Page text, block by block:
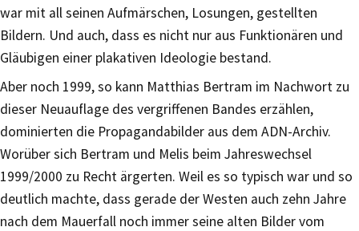
war mit all seinen Aufmärschen, Losungen, gestellten
Bildern. Und auch, dass es nicht nur aus Funktionären und
Gläubigen einer plakativen Ideologie bestand.
Aber noch 1999, so kann Matthias Bertram im Nachwort zu
dieser Neuauflage des vergriffenen Bandes erzählen,
dominierten die Propagandabilder aus dem ADN-Archiv.
Worüber sich Bertram und Melis beim Jahreswechsel
1999/2000 zu Recht ärgerten. Weil es so typisch war und so
deutlich machte, dass gerade der Westen auch zehn Jahre
nach dem Mauerfall noch immer seine alten Bilder vom